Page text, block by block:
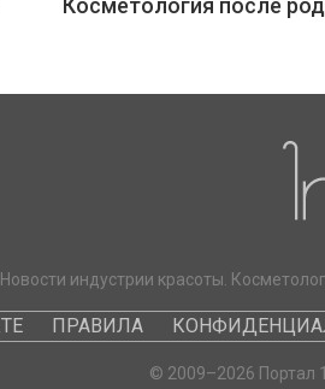
Косметология после
Новости индустрии красоты.
ПРАВИЛА
© 2009–2026 Портал